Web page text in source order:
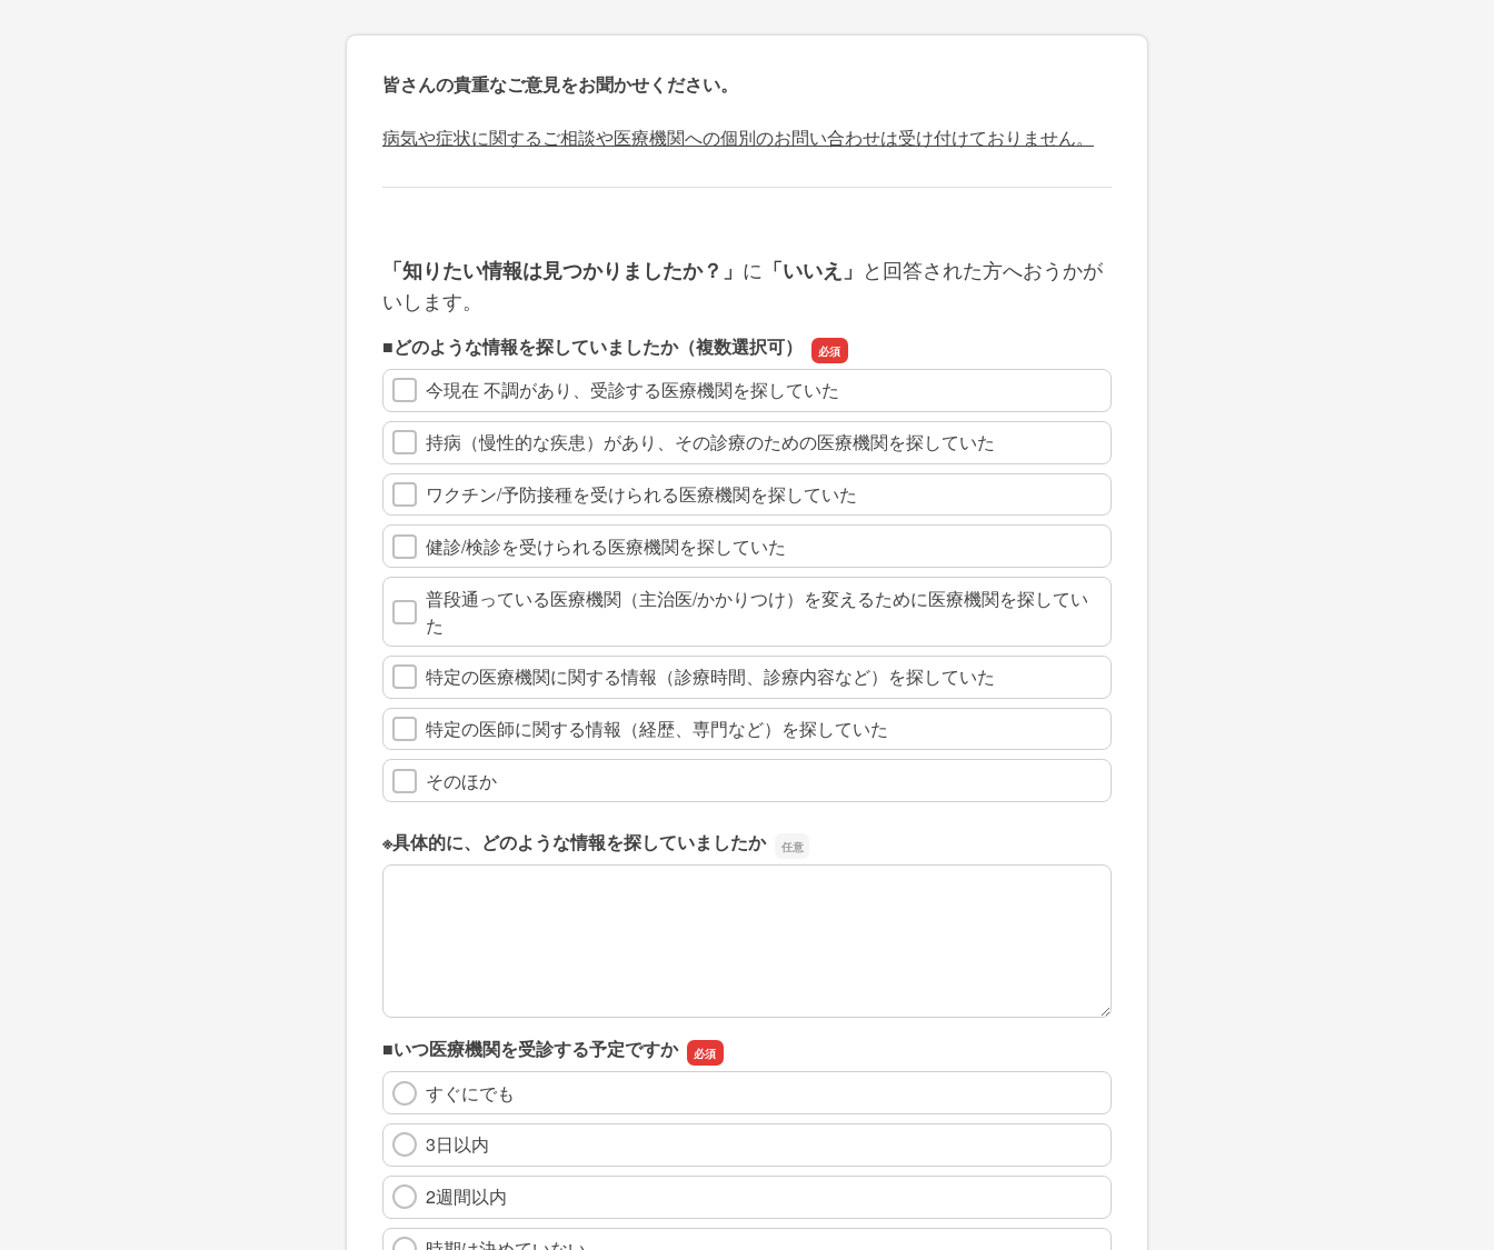
皆さんの貴重なご意見をお聞かせください。
病気や症状に関するご相談や医療機関への個別のお問い合わせは受け付けておりません。
「知りたい情報は見つかりましたか？」 に 「いいえ」 と回答された方へおうかが
いします。
■どのような情報を探していましたか（複数選択可）
今現在 不調があり、受診する医療機関を探していた
持病（慢性的な疾患）があり、その診療のための医療機関を探していた
ワクチン/予防接種を受けられる医療機関を探していた
健診/検診を受けられる医療機関を探していた
普段通っている医療機関（主治医/かかりつけ）を変えるために医療機関を探してい
た
特定の医療機関に関する情報（診療時間、診療内容など）を探していた
特定の医師に関する情報（経歴、専門など）を探していた
そのほか
※具体的に、どのような情報を探していましたか
※具体的に、どのような情報を探していましたか
■いつ医療機関を受診する予定ですか
すぐにでも
3日以内
2週間以内